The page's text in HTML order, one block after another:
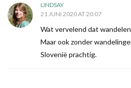
LINDSAY
21 JUNI 2020 AT 20:07
Wat vervelend dat
Maar ook zonder
Slovenië prachtig.